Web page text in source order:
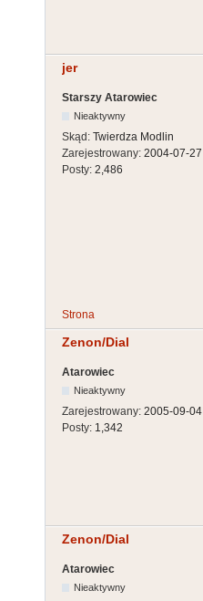
jer
Starszy Atarowiec
Nieaktywny
Skąd: Twierdza Modlin
Zarejestrowany: 2004-07-27
Posty: 2,486
Strona
Zenon/Dial
Atarowiec
Nieaktywny
Zarejestrowany: 2005-09-04
Posty: 1,342
Zenon/Dial
Atarowiec
Nieaktywny